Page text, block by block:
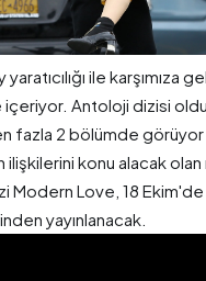
yaratıcılığı ile karşımıza
içeriyor. Antoloji dizisi
fazla 2 bölümde görüyor
ilişkilerini konu alacak
Modern Love, 18
yayınlanacak.